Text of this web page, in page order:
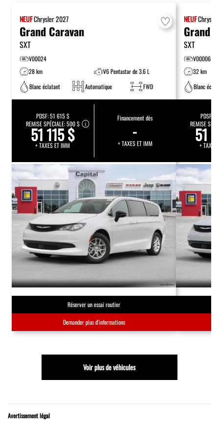
NEUFChrysler2027
Grand Caravan
SXT
V00024
28 km
V6 Pentastar de 3.6 L
Blanc éclatant
Automatique FWD
PDSF:51 615 $
REMISE SPÉCIALE:500 $
51 115 $
+ TAXES ET IMM
Financement dès
-
+ TAXES ET IMM
Réserver un essai routier
Demander plus d'informations
NEUF
Grand
SXT
V00006
32 km
Blanc
PDSF:
REMISE
51
+
Voir plus de véhicules
Avertissement légal